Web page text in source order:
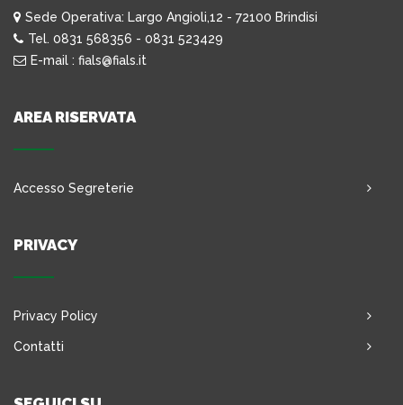
Sede Operativa: Largo Angioli,12 - 72100 Brindisi
Tel. 0831 568356 - 0831 523429
E-mail : fials@fials.it
AREA RISERVATA
Accesso Segreterie
PRIVACY
Privacy Policy
Contatti